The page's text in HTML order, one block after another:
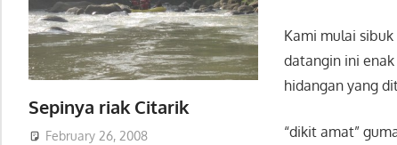
Kami mulai
datangin ini
hidangan yang
“dikit amat”
Sepinya riak Citarik
February 26, 2008